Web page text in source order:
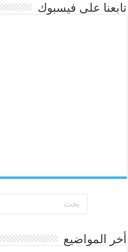
تابعنا على فيسبوك
أخر المواضيع